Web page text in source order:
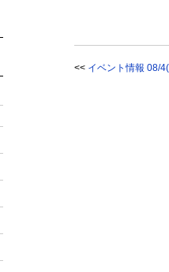
<< イベント情報 08/